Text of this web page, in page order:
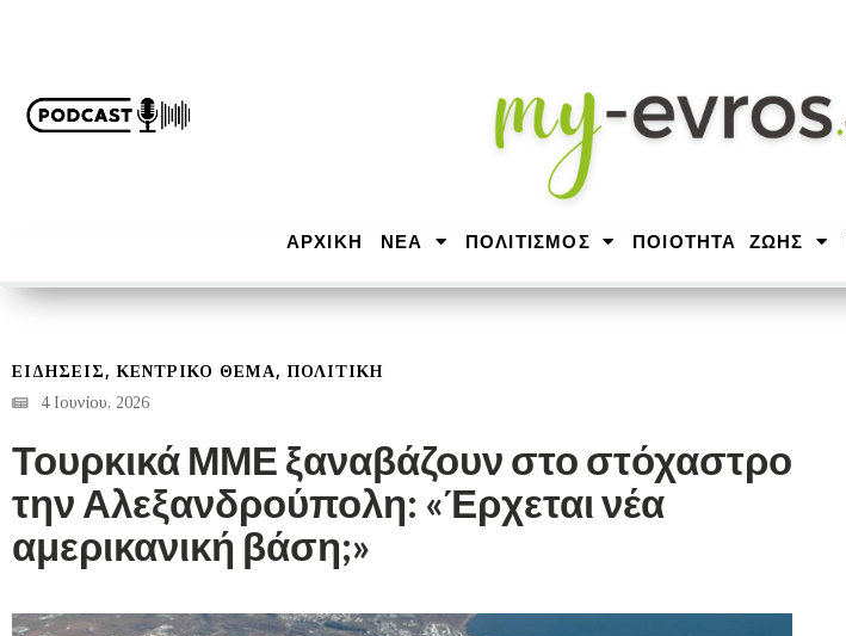
ΑΡΧΙΚΉ ΝΕΑ ΠΟΛΙΤΙΣΜΟΣ ΠΟΙΟΤΗΤΑ ΖΩΗΣ
ΕΙΔΗΣΕΙΣ ,ΚΕΝΤΡΙΚΟ ΘΕΜΑ,ΠΟΛΙΤΙΚΗ
4 Ιουνίου, 2026
Τουρκικά ΜΜΕ ξαναβάζουν στο στόχαστρο
την Αλεξανδρούπολη: «Έρχεται νέα
αμερικανική βάση;»